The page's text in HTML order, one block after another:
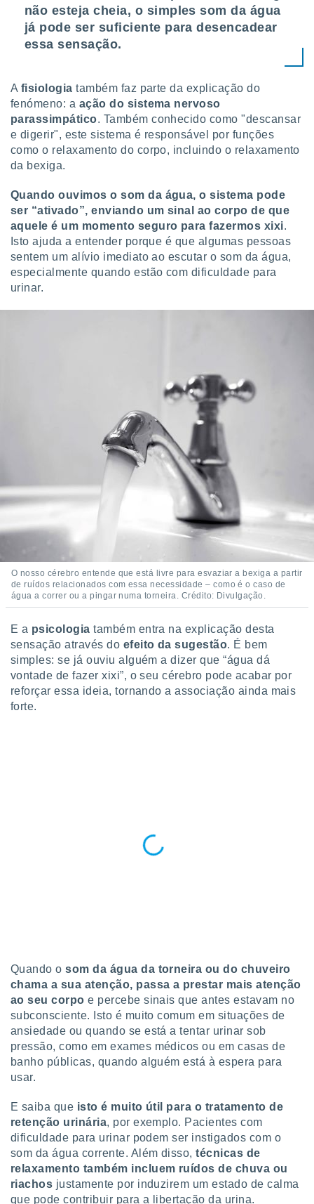
qual se
tal,
seu
ou opor-
em “
na
o
de
ou aceder
num
o
dos
de
de dados
fontes,
e melhorar
através
não esteja cheia, o simples som da água
já pode ser suficiente para desencadear
essa sensação.
A fisiologiatambém faz parte da explicação do
fenómeno: a ação do sistema nervoso
parassimpático. Também conhecido como "descansar
e digerir", este sistema é responsável por funções
como o relaxamento do corpo, incluindo o relaxamento
da bexiga.
Quando ouvimos o som da água, o sistema pode
ser “ativado”, enviando um sinal ao corpo de que
aquele é um momento seguro para fazermos xixi.
Isto ajuda a entender porque é que algumas pessoas
sentem um alívio imediato ao escutar o som da água,
especialmente quando estão com dificuldade para
urinar.
O nosso cérebro entende que está livre para esvaziar a bexiga a partir
de ruídos relacionados com essa necessidade – como é o caso de
água a correr ou a pingar numa torneira. Crédito: Divulgação.
E a psicologiatambém entra na explicação desta
sensação através do efeito da sugestão. É bem
simples: se já ouviu alguém a dizer que “água dá
vontade de fazer xixi”, o seu cérebro pode acabar por
reforçar essa ideia, tornando a associação ainda mais
forte.
Quando osom da água da torneira ou do chuveiro
chama a sua atenção, passa a prestar mais atenção
ao seu corpo e percebe sinais que antes estavam no
subconsciente. Isto é muito comum em situações de
ansiedade ou quando se está a tentar urinar sob
pressão, como em exames médicos ou em casas de
banho públicas, quando alguém está à espera para
usar.
E saiba que isto é muito útil para o tratamento de
retenção urinária, por exemplo. Pacientes com
dificuldade para urinar podem ser instigados com o
som da água corrente. Além disso, técnicas de
relaxamento também incluem ruídos de chuva ou
riachos justamente por induzirem um estado de calma
que pode contribuir para a libertação da urina.